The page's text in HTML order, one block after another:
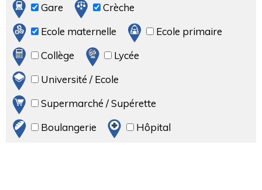
Gare
Crèche
Ecole maternelle
Ecole primaire
Collège
Lycée
Université / Ecole
Supermarché / Supérette
Boulangerie
Hôpital